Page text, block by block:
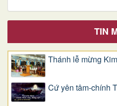
TIN
Thánh lễ mừng
Cứ yên tâm-chính